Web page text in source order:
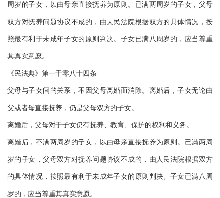
周岁的子女，以由母亲直接抚养为原则。已满两周岁的子女，父母
双方对抚养问题协议不成的，由人民法院根据双方的具体情况，按
照最有利于未成年子女的原则判决。子女已满八周岁的，应当尊重
其真实意愿。
《民法典》第一千零八十四条
父母与子女间的关系，不因父母离婚而消除。离婚后，子女无论由
父或者母直接抚养，仍是父母双方的子女。
离婚后，父母对于子女仍有抚养、教育、保护的权利和义务。
离婚后，不满两周岁的子女，以由母亲直接抚养为原则。已满两周
岁的子女，父母双方对抚养问题协议不成的，由人民法院根据双方
的具体情况，按照最有利于未成年子女的原则判决。子女已满八周
岁的，应当尊重其真实意愿。